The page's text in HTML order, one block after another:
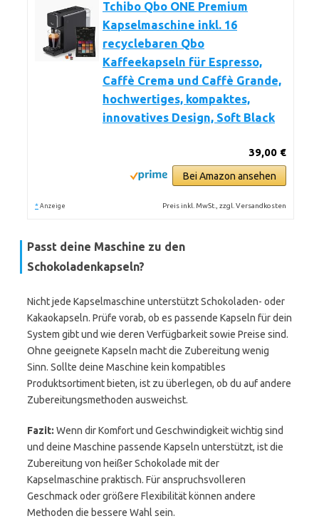
Tchibo Qbo ONE Premium
Kapselmaschine inkl. 16
recyclebaren Qbo
Kaffeekapseln für Espresso,
Caffè Crema und Caffè Grande,
hochwertiges, kompaktes,
innovatives Design, Soft Black
39,00 €
Bei Amazon ansehen
* Anzeige Preis inkl. MwSt., zzgl. Versandkosten
Passt deine Maschine zu den
Schokoladenkapseln?
Nicht jede Kapselmaschine unterstützt Schokoladen- oder
Kakaokapseln. Prüfe vorab, ob es passende Kapseln für dein
System gibt und wie deren Verfügbarkeit sowie Preise sind.
Ohne geeignete Kapseln macht die Zubereitung wenig
Sinn. Sollte deine Maschine kein kompatibles
Produktsortiment bieten, ist zu überlegen, ob du auf andere
Zubereitungsmethoden ausweichst.
Fazit: Wenn dir Komfort und Geschwindigkeit wichtig sind
und deine Maschine passende Kapseln unterstützt, ist die
Zubereitung von heißer Schokolade mit der
Kapselmaschine praktisch. Für anspruchsvolleren
Geschmack oder größere Flexibilität können andere
Methoden die bessere Wahl sein.